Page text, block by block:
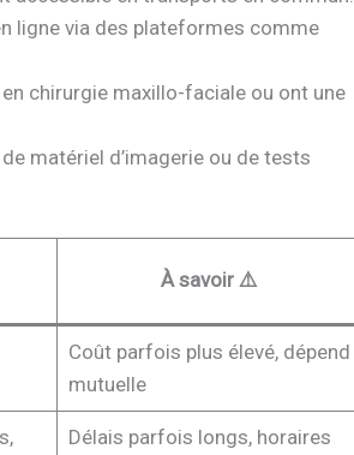
ligne via des plateformes comme
chirurgie maxillo-faciale ou ont une
matériel d’imagerie ou de tests
À savoir ⚠️
Coût parfois plus élevé, dépend
mutuelle
Délais parfois longs, horaires